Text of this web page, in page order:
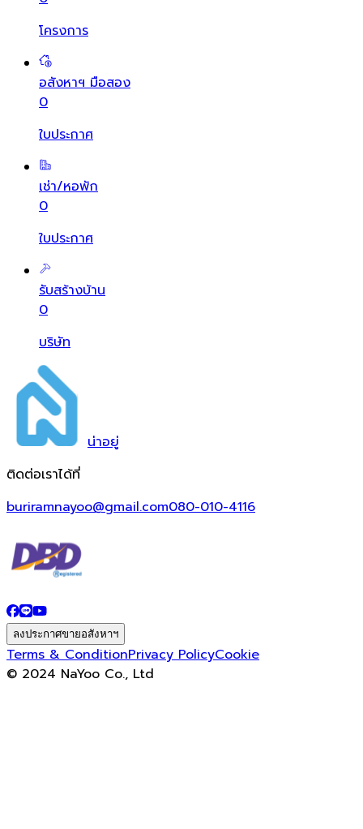
โครงการ
อสังหาฯ มือสอง
0
ใบประกาศ
เช่า/หอพัก
0
ใบประกาศ
รับสร้างบ้าน
0
บริษัท
น่าอยู่
ติดต่อเราได้ที่
buriramnayoo@gmail.com080-010-4116
ลงประกาศขายอสังหาฯ
Terms & ConditionPrivacy PolicyCookie
© 2024 NaYoo Co., Ltd